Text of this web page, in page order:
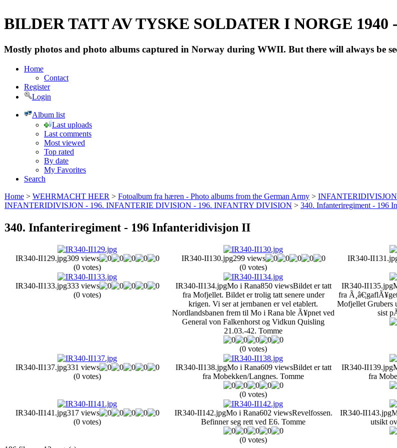
BILDER TATT AV TYSKE SOLDATER I NORGE 1940
Mostly photos and photo albums captured in Norway during WWII. But there will always be
Home
Contact
Register
Login
Album list
Last uploads
Last comments
Most viewed
Top rated
By date
My Favorites
Search
Home > WEHRMACHT HEER > Fotoalbum fra hæren - Photo albums from the German Army >
INFANTERIDIVISJON - 196. INFANTERIE DIVISION - 196. INFANTRY DIVISION > 340. Infanteriregiment - 196
340. Infanteriregiment - 196 Infanteridivisjon II
IR340-II129.jpg309 views
(0 votes)
IR340-II130.jpg299 views
(0 votes)
IR340-
IR340-II133.jpg333 views
(0 votes)
IR340-II134.jpgMo i Rana850 viewsBildet er tatt
fra Mofjellet. Bildet er trolig tatt senere under
krigen. Vi ser at jernbanen er vel etablert.
Nordlandsbanen frem til Mo i Rana ble Ã¥pnet ved
General von Falkenhorst og Vidkun Quisling
21.03.-42. Tomme
(0 votes)
IR340-II135.jpg
fra
Mofjellet Grubers
sist
IR340-II137.jpg331 views
(0 votes)
IR340-II138.jpgMo i Rana609 viewsBildet er tatt
fra Mobekken/Langnes. Tomme
(0 votes)
IR340-II139.jpg
fra
IR340-II141.jpg317 views
(0 votes)
IR340-II142.jpgMo i Rana602 viewsRevelfossen.
Befinner seg rett ved E6. Tomme
(0 votes)
IR340-II143.jpg
utsikt